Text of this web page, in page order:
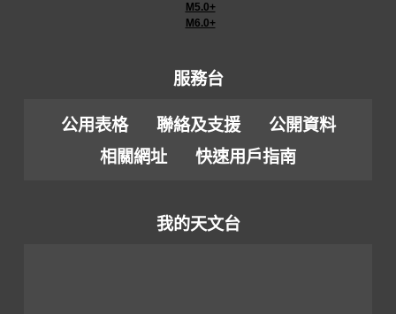
M5.0+
M6.0+
服務台
公用表格 聯絡及支援
公開資料
相關網址
快速用戶指南
我的天文台